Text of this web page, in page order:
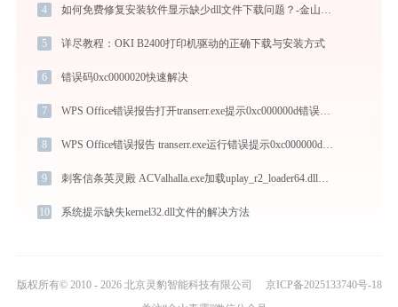
4
5 详尽教程：OKI B2400打印机驱动的正确下载与安装方式
6 错误码0xc0000020快速解决
7 WPS Office错误报告打开transerr.exe提示0xc000000d错误码怎么办
8 WPS Office错误报告 transerr.exe运行错误提示0xc000000d的解决办法
9 刺客信条英灵殿 ACValhalla.exe加载uplay_r2_loader64.dll文件丢失处理办法
10 系统提示缺失kernel32.dll文件的解决方法
版权所有© 2010 - 2026 北京灵豹智能科技有限公司
京ICP备2025133740号-18